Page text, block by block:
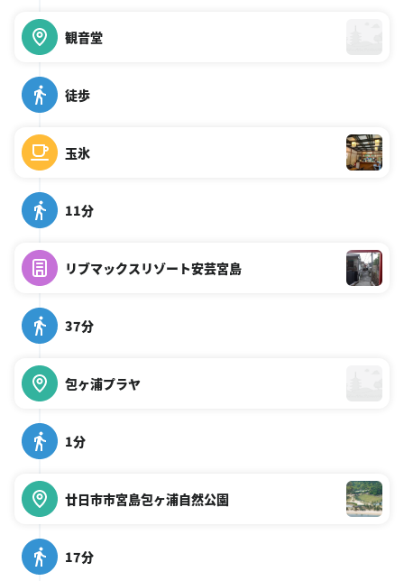
観音堂
徒歩
玉氷
11分
リブマックスリゾート安芸宮島
37分
包ヶ浦プラヤ
1分
廿日市市宮島包ヶ浦自然公園
17分